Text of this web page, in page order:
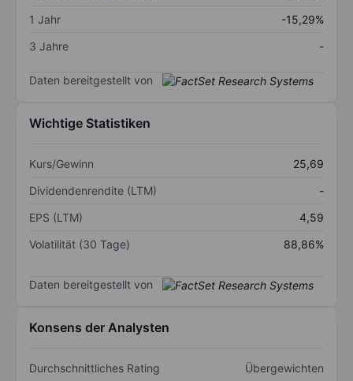
1 Jahr
-15,29%
3 Jahre
-
Daten bereitgestellt von
Wichtige Statistiken
Kurs/Gewinn
25,69
Dividendenrendite (LTM)
-
EPS (LTM)
4,59
Volatilität (30 Tage)
88,86%
Daten bereitgestellt von
Konsens der Analysten
Durchschnittliches Rating Übergewichten